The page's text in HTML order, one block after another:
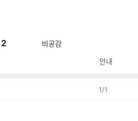
2 비공감
안내
1/1